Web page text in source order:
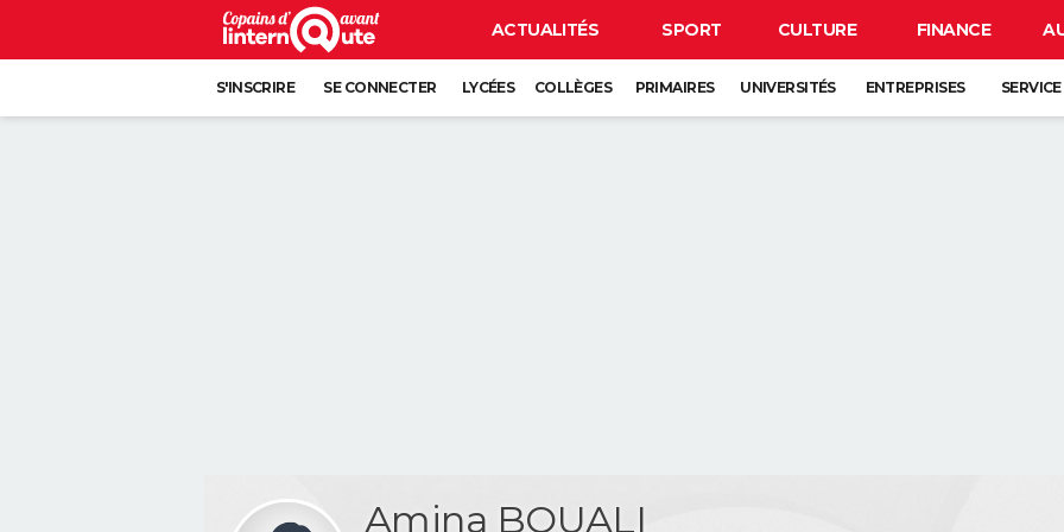
ACTUALITÉS SPORT CULTURE FINANCE
S'INSCRIRE SE CONNECTER LYCÉES COLLÈGES PRIMAIRES UNIVERSITÉS ENTREPRISES
Amina BOUALI